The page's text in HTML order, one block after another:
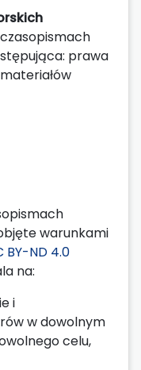
prawa
warunkami
ND 4.0
na:
i
w dowolnym
celu,